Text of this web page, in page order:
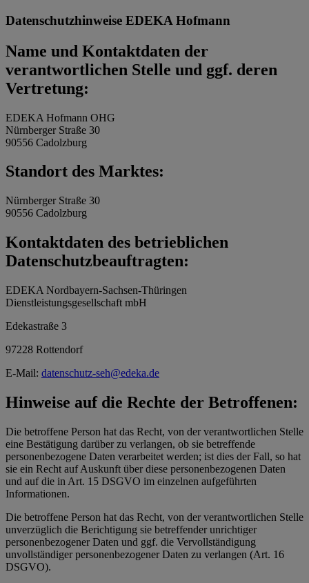
Datenschutzhinweise EDEKA Hofmann
Name und Kontaktdaten der
verantwortlichen Stelle und ggf. deren
Vertretung:
EDEKA Hofmann OHG
Nürnberger Straße 30
90556 Cadolzburg
Standort des Marktes:
Nürnberger Straße 30
90556 Cadolzburg
Kontaktdaten des betrieblichen
Datenschutzbeauftragten:
EDEKA Nordbayern-Sachsen-Thüringen
Dienstleistungsgesellschaft mbH
Edekastraße 3
97228 Rottendorf
E-Mail: datenschutz-seh@edeka.de
Hinweise auf die Rechte der Betroffenen:
Die betroffene Person hat das Recht, von der verantwortlichen Stelle
eine Bestätigung darüber zu verlangen, ob sie betreffende
personenbezogene Daten verarbeitet werden; ist dies der Fall, so hat
sie ein Recht auf Auskunft über diese personenbezogenen Daten
und auf die in Art. 15 DSGVO im einzelnen aufgeführten
Informationen.
Die betroffene Person hat das Recht, von der verantwortlichen Stelle
unverzüglich die Berichtigung sie betreffender unrichtiger
personenbezogener Daten und ggf. die Vervollständigung
unvollständiger personenbezogener Daten zu verlangen (Art. 16
DSGVO).